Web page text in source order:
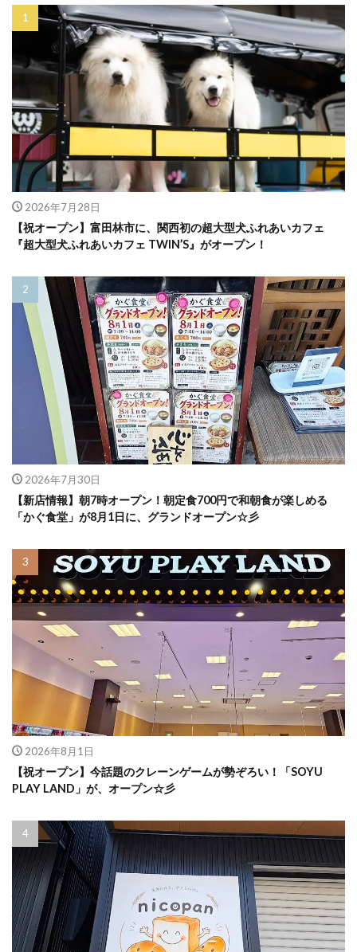
2026年7月28日
【祝オープン】富田林市に、関西初の超大型犬ふれあいカフェ
『超大型犬ふれあいカフェ TWIN’S』がオープン！
2026年7月30日
【新店情報】朝7時オープン！朝定食700円で和朝食が楽しめる
「かぐ食堂」が8月1日に、グランドオープン☆彡
2026年8月1日
【祝オープン】今話題のクレーンゲームが勢ぞろい！「SOYU
PLAY LAND」が、オープン☆彡